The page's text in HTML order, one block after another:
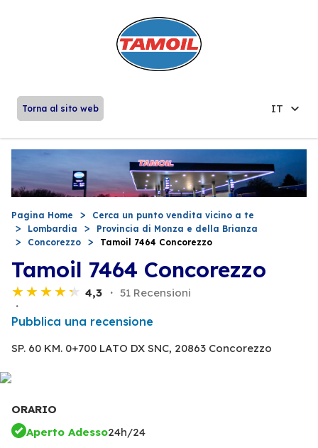
Torna al sito web IT
Pagina Home
Cerca un punto vendita vicino a te
Lombardia
Provincia di Monza e della Brianza
Concorezzo
Tamoil 7464 Concorezzo
Tamoil 7464 Concorezzo
4,3 51 Recensioni
Pubblica una recensione
SP. 60 KM. 0+700 LATO DX SNC, 20863 Concorezzo
ORARIO
Aperto Adesso24h/24